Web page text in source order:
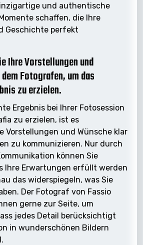
und authentische
schaffen, die Ihre
Geschichte perfekt
Ihre Vorstellungen und
Fotografen, um das
zu erzielen.
Ergebnis bei Ihrer Fotosession
zu erzielen, ist es
Vorstellungen und Wünsche klar
zu kommunizieren. Nur durch
können Sie
Ihre Erwartungen erfüllt werden
das widerspiegeln, was Sie
Der Fotograf von Fassio
gerne zur Seite, um
jedes Detail berücksichtigt
in wunderschönen Bildern